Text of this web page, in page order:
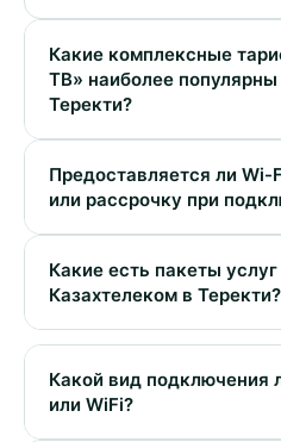
Какие комплексные
ТВ» наиболее
Теректи?
Предоставляется ли Wi-
или рассрочку при
Какие есть пакеты
Казахтелеком в Теректи?
Какой вид подключения
или WiFi?